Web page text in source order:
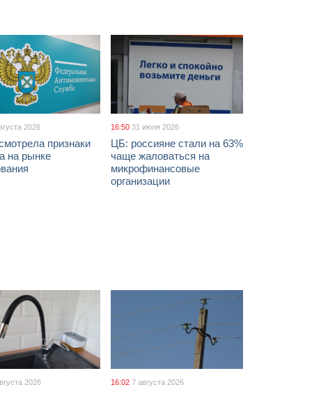
2026
признаки
на рынке
16:50 31 июля 2026
ЦБ: россияне стали на 63%
чаще жаловаться на
микрофинансовые
организации
2026 16:02 7 августа 2026